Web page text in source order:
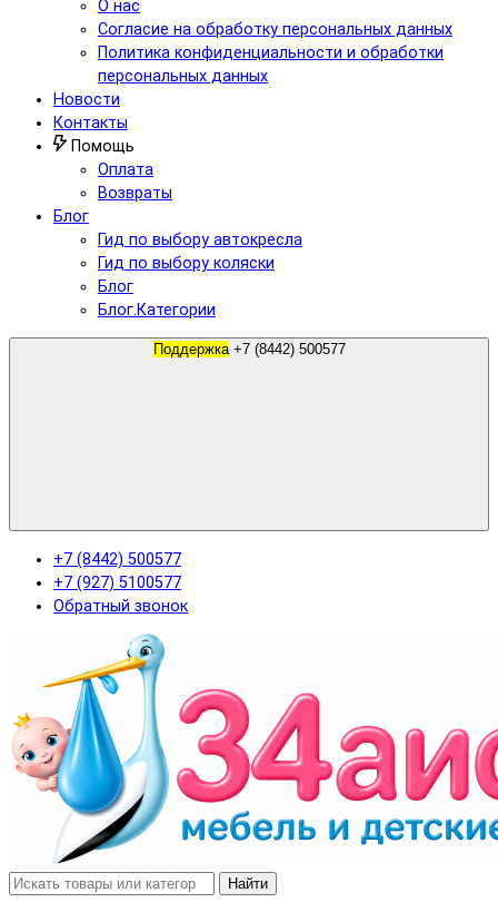
О нас
Согласие на обработку персональных данных
Политика конфиденциальности и обработки
персональных данных
Новости
Контакты
Помощь
Оплата
Возвраты
Блог
Гид по выбору автокресла
Гид по выбору коляски
Блог
Блог.Категории
Поддержка +7 (8442) 500577
+7 (8442) 500577
+7 (927) 5100577
Обратный звонок
Найти